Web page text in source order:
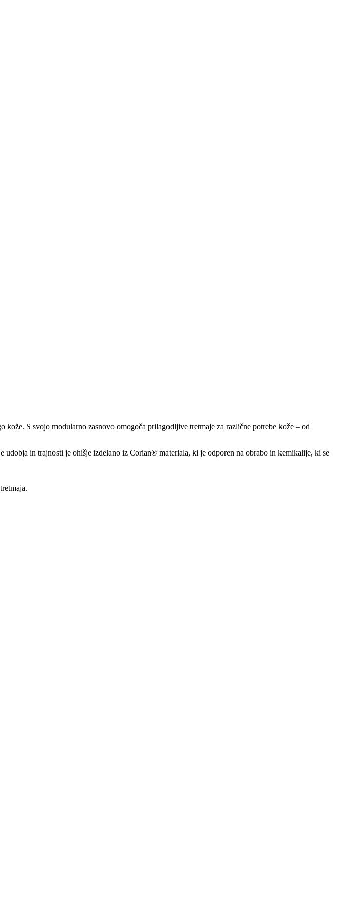
S svojo modularno zasnovo omogoča prilagodljive tretmaje za različne potrebe kože – od
in trajnosti je ohišje izdelano iz Corian® materiala, ki je odporen na obrabo in kemikalije, ki se